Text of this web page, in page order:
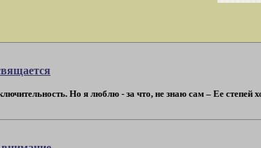
Но я люблю - за что, не знаю сам – Ее